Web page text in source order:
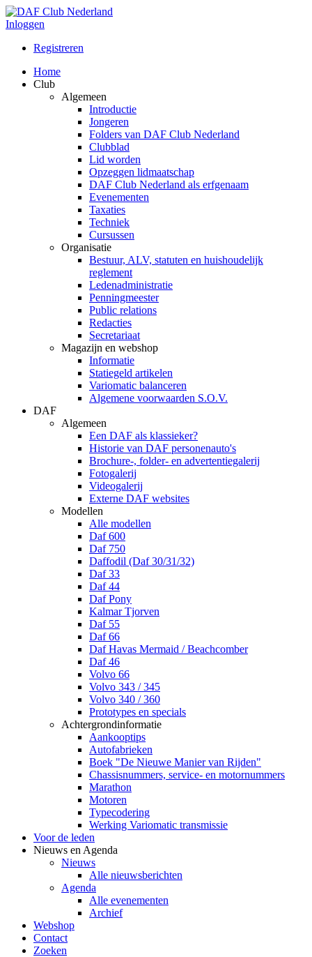
Inloggen
Registreren
Home
Club
Algemeen
Introductie
Jongeren
Folders van DAF Club Nederland
Clubblad
Lid worden
Opzeggen lidmaatschap
DAF Club Nederland als erfgenaam
Evenementen
Taxaties
Techniek
Cursussen
Organisatie
Bestuur, ALV, statuten en huishoudelijk
reglement
Ledenadministratie
Penningmeester
Public relations
Redacties
Secretariaat
Magazijn en webshop
Informatie
Statiegeld artikelen
Variomatic balanceren
Algemene voorwaarden S.O.V.
DAF
Algemeen
Een DAF als klassieker?
Historie van DAF personenauto's
Brochure-, folder- en advertentiegalerij
Fotogalerij
Videogalerij
Externe DAF websites
Modellen
Alle modellen
Daf 600
Daf 750
Daffodil (Daf 30/31/32)
Daf 33
Daf 44
Daf Pony
Kalmar Tjorven
Daf 55
Daf 66
Daf Havas Mermaid / Beachcomber
Daf 46
Volvo 66
Volvo 343 / 345
Volvo 340 / 360
Prototypes en specials
Achtergrondinformatie
Aankooptips
Autofabrieken
Boek "De Nieuwe Manier van Rijden"
Chassisnummers, service- en motornummers
Marathon
Motoren
Typecodering
Werking Variomatic transmissie
Voor de leden
Nieuws en Agenda
Nieuws
Alle nieuwsberichten
Agenda
Alle evenementen
Archief
Webshop
Contact
Zoeken